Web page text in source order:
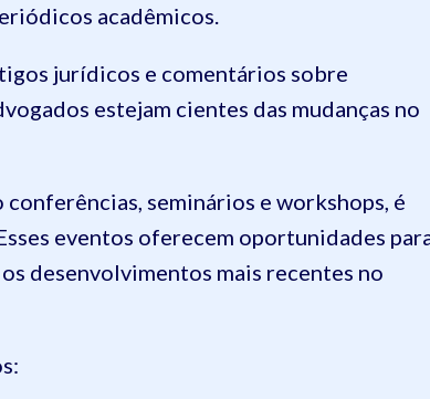
acadêmicos.
jurídicos e comentários sobre
estejam cientes das mudanças no
seminários e workshops, é
eventos oferecem oportunidades
desenvolvimentos mais recentes no